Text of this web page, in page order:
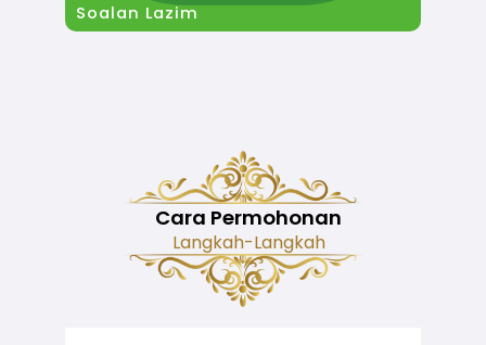
Soalan Lazim
Cara Permohonan
Langkah-Langkah